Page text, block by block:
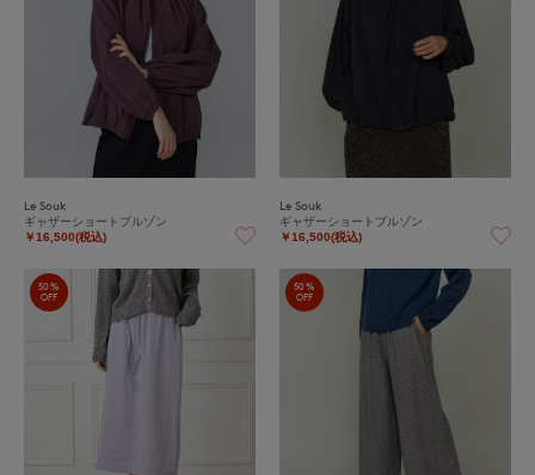
Le Souk
ギャザーショートブルゾン
￥16,500(税込)
Le Souk
ギャザーショートブルゾン
￥16,500(税込)
50%
OFF
50%
OFF